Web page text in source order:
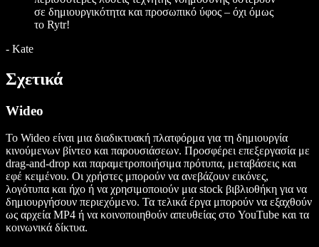
σε δημιουργικότητα και προσωπικό ύφος – όχι όμως
το Rytr!
- Kate
Σχετικά
Wideo
Το Wideo είναι μια διαδικτυακή πλατφόρμα για τη δημιουργία
κινούμενων βίντεο και παρουσιάσεων. Προσφέρει επεξεργασία με
drag-and-drop και παραμετροποιήσιμα πρότυπα, μεταβάσεις και
εφέ κειμένου. Οι χρήστες μπορούν να ανεβάζουν εικόνες,
λογότυπα και ήχο ή να χρησιμοποιούν μια stock βιβλιοθήκη για να
δημιουργήσουν περιεχόμενο. Τα τελικά έργα μπορούν να εξαχθούν
ως αρχεία MP4 ή να κοινοποιηθούν απευθείας στο YouTube και τα
κοινωνικά δίκτυα.